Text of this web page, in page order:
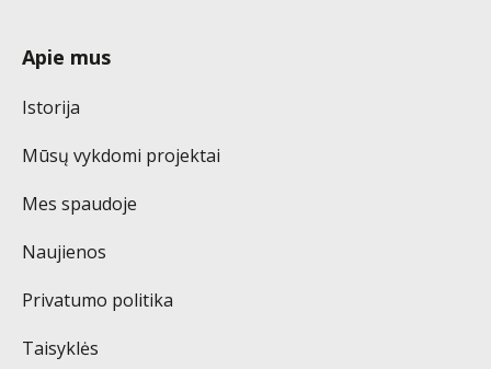
Apie mus
Istorija
Mūsų vykdomi projektai
Mes spaudoje
Naujienos
Privatumo politika
Taisyklės